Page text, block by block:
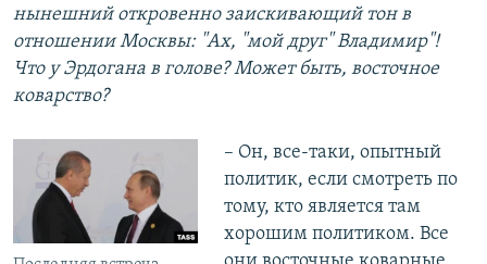
нынешний откровенно заискивающий тон в
отношении Москвы: "Ах, "мой друг" Владимир"!
Что у Эрдогана в голове? Может быть, восточное
коварство?
– Он, все-таки, опытный
политик, если смотреть по
тому, кто является там
хорошим политиком. Все